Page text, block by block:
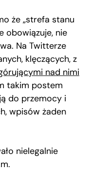
że „strefa stanu
obowiązuje, nie
Na Twitterze
klęczących, z
nad nimi
takim postem
do przemocy i
wpisów żaden
nielegalnie